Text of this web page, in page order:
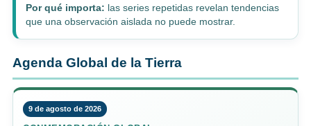
Por qué importa: las series repetidas revelan tendencias
que una observación aislada no puede mostrar.
Agenda Global de la Tierra
9 de agosto de 2026